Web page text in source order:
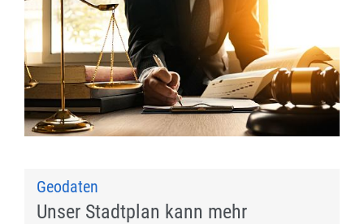
Geodaten
Unser Stadtplan kann mehr